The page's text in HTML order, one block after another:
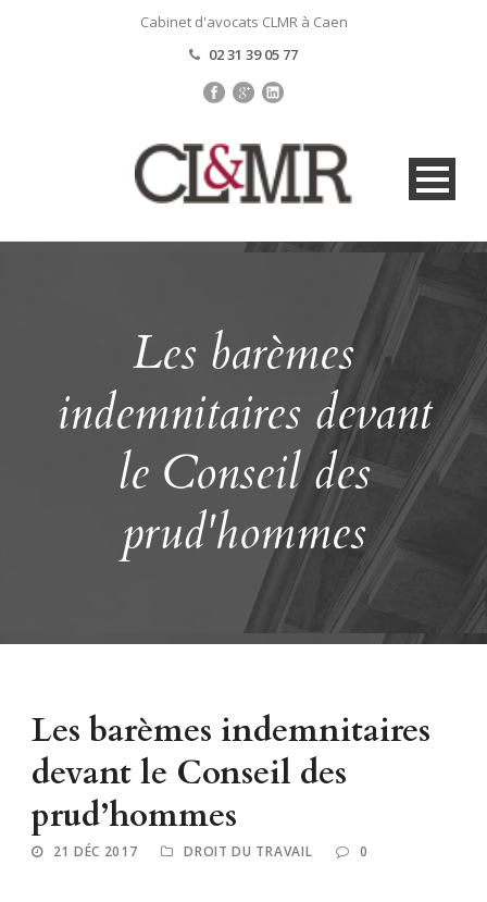
Cabinet d'avocats CLMR à Caen
02 31 39 05 77
Les barèmes
indemnitaires devant
le Conseil des
prud'hommes
Les barèmes indemnitaires
devant le Conseil des
prud’hommes
21 DÉC 2017 DROIT DU TRAVAIL 0